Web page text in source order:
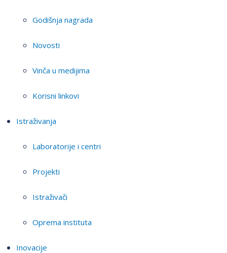
Godišnja nagrada
Novosti
Vinča u medijima
Korisni linkovi
Istraživanja
Laboratorije i centri
Projekti
Istraživači
Oprema instituta
Inovacije